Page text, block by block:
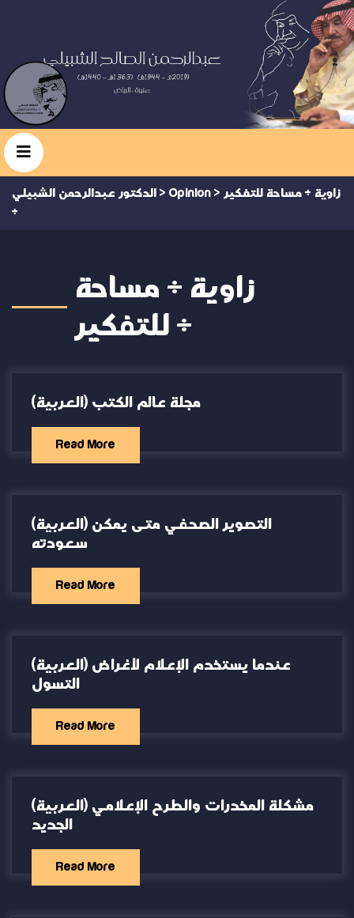
الدكتور عبدالرحمن الشبيلي > Opinion > زاوية « مساحة للتفكير
»
زاوية « مساحة
للتفكير »
(العربية) مجلة عالم الكتب
Read More
(العربية) التصوير الصحفي متى يمكن
سعودته
Read More
(العربية) عندما يستخدم الإعلام لأغراض
التسول
Read More
(العربية) مشكلة المخدرات والطرح الإعلامي
الجديد
Read More